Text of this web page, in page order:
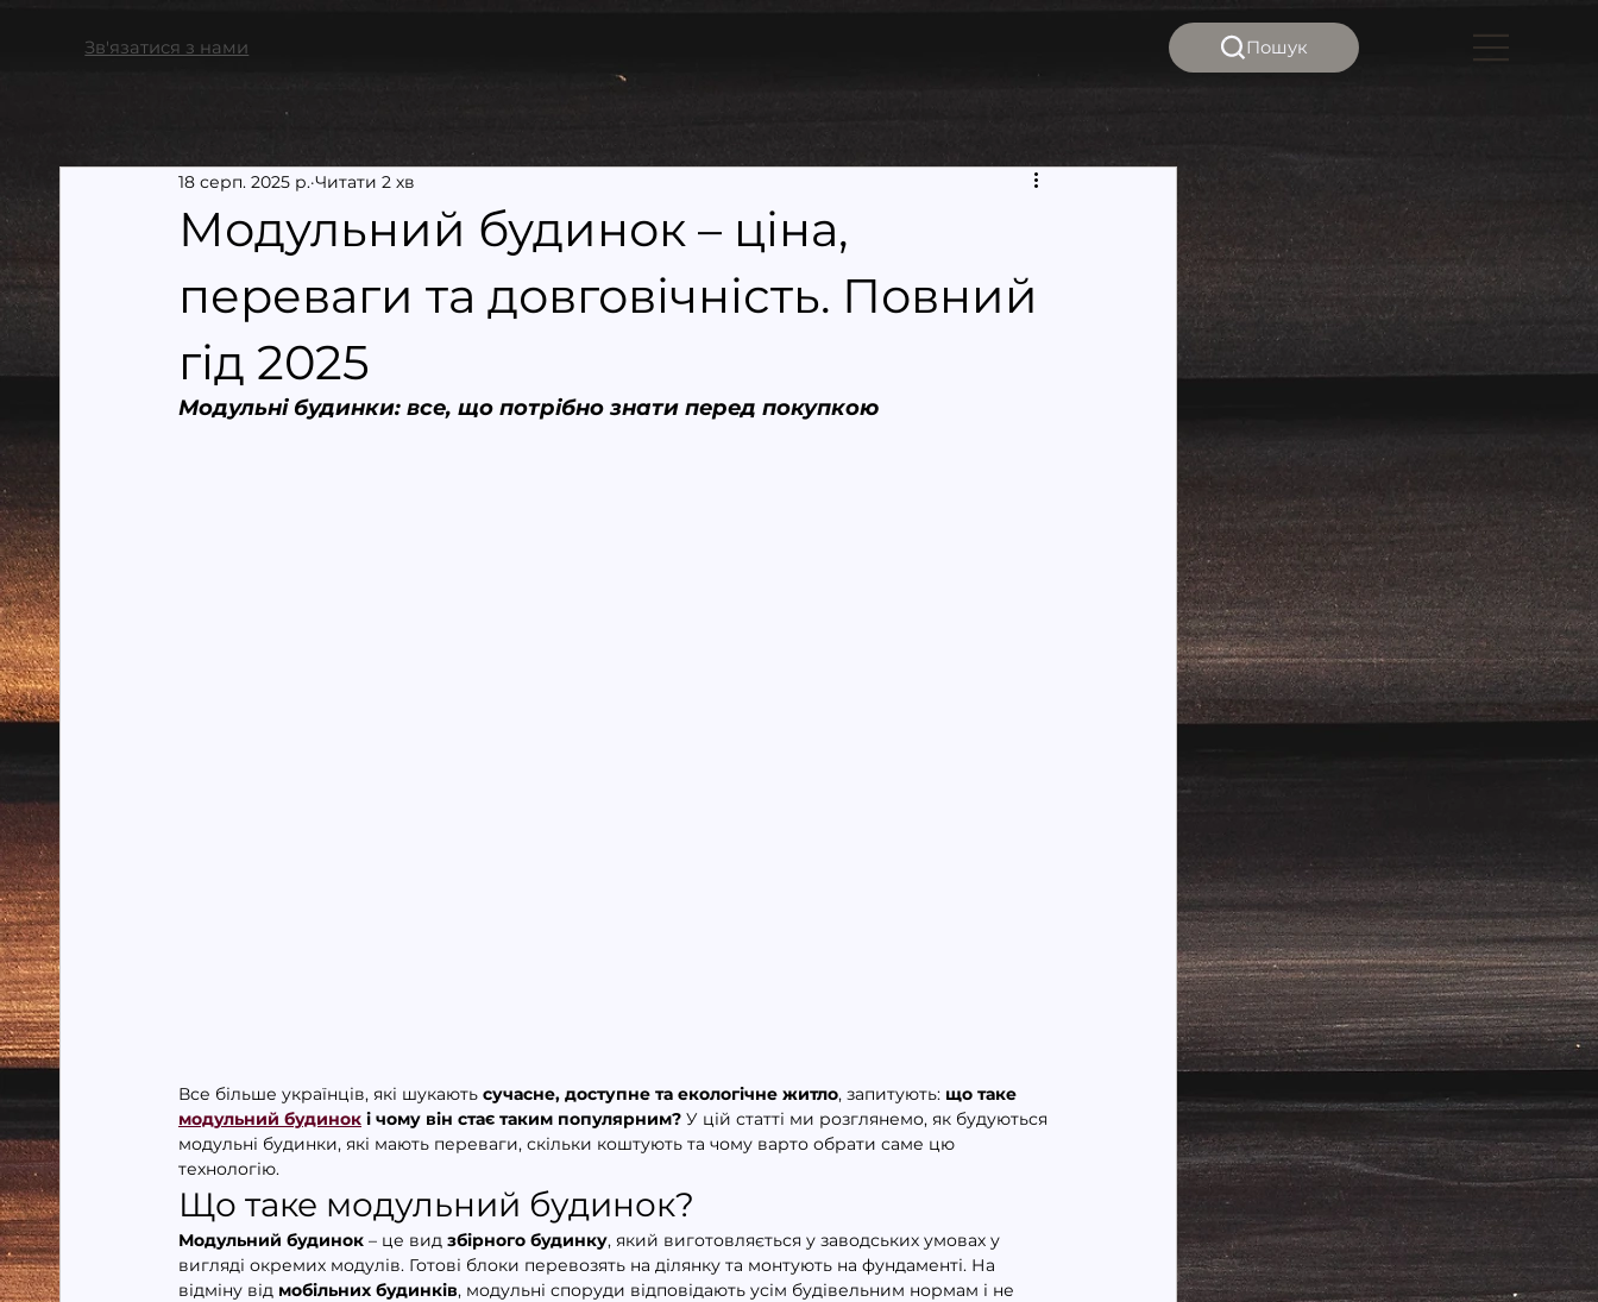
Зв'язатися з нами Пошук
Модульний будинок – ціна,
переваги та довговічність. Повний
гід 2025
18 серп. 2025 р. Читати 2 хв
Модульні будинки: все, що потрібно знати перед покупкою
Все більше українців, які шукають сучасне, доступне та екологічне житло, запитують: що таке
модульний будинок і чому він стає таким популярним? У цій статті ми розглянемо, як будуються
модульні будинки, які мають переваги, скільки коштують та чому варто обрати саме цю
технологію.
Що таке модульний будинок?
Модульний будинок – це вид збірного будинку, який виготовляється у заводських умовах у
вигляді окремих модулів. Готові блоки перевозять на ділянку та монтують на фундаменті. На
відміну від мобільних будинків, модульні споруди відповідають усім будівельним нормам і не